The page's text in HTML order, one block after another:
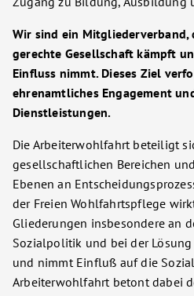
Wir sind ein Mitgliederverband,
gerechte Gesellschaft kämpft
Einfluss nimmt. Dieses Ziel
ehrenamtliches Engagement
Dienstleistungen.
Die Arbeiterwohlfahrt beteiligt
gesellschaftlichen Bereichen
Ebenen an
der Freien Wohlfahrtspflege
Gliederungen insbesondere an
Sozialpolitik und bei der
und nimmt Einfluß auf die
Arbeiterwohlfahrt betont dabei